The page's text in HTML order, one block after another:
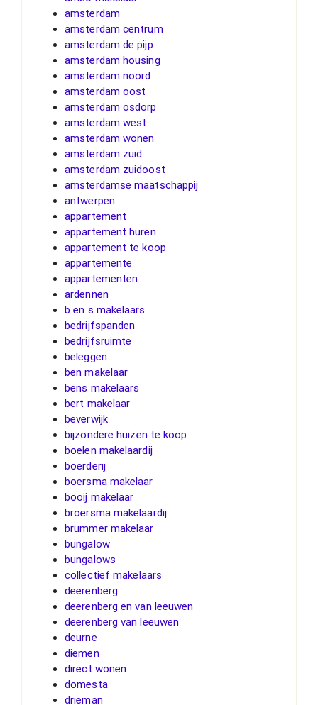
amsterdam
amsterdam centrum
amsterdam de pijp
amsterdam housing
amsterdam noord
amsterdam oost
amsterdam osdorp
amsterdam west
amsterdam wonen
amsterdam zuid
amsterdam zuidoost
amsterdamse maatschappij
antwerpen
appartement
appartement huren
appartement te koop
appartemente
appartementen
ardennen
b en s makelaars
bedrijfspanden
bedrijfsruimte
beleggen
ben makelaar
bens makelaars
bert makelaar
beverwijk
bijzondere huizen te koop
boelen makelaardij
boerderij
boersma makelaar
booij makelaar
broersma makelaardij
brummer makelaar
bungalow
bungalows
collectief makelaars
deerenberg
deerenberg en van leeuwen
deerenberg van leeuwen
deurne
diemen
direct wonen
domesta
drieman